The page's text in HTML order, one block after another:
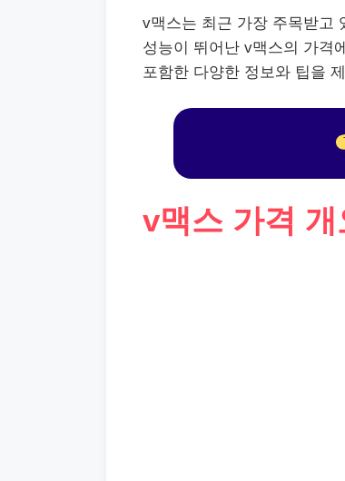
v맥스는 최근 가장 주목받고
성능이 뛰어난 v맥스의 가격
포함한 다양한 정보와 팁을
v맥스 가격 개